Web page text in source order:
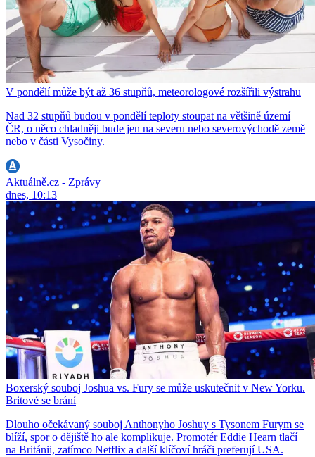
V pondělí může být až 36 stupňů, meteorologové rozšířili výstrahu
Nad 32 stupňů budou v pondělí teploty stoupat na většině území
ČR, o něco chladněji bude jen na severu nebo severovýchodě země
nebo v části Vysočiny.
Aktuálně.cz - Zprávy
dnes, 10:13
Boxerský souboj Joshua vs. Fury se může uskutečnit v New Yorku.
Britové se brání
Dlouho očekávaný souboj Anthonyho Joshuy s Tysonem Furym se
blíží, spor o dějiště ho ale komplikuje. Promotér Eddie Hearn tlačí
na Británii, zatímco Netflix a další klíčoví hráči preferují USA.